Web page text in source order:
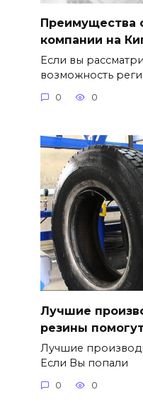
Преимущества
компании на
Если вы
возможность
0 0
Лучшие
резины
Лучшие
Если Вы попали
0 0